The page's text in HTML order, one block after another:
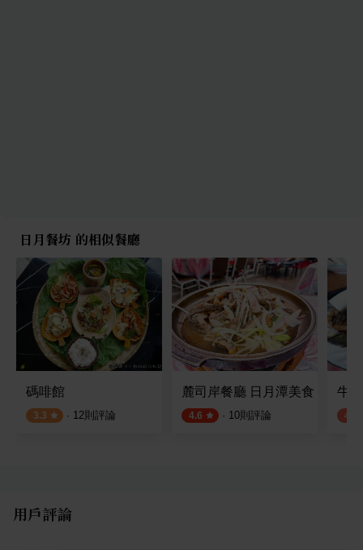
日月餐坊 的相似餐廳
碼啡館
3.3 · 12則評論
麓司岸餐廳 日月潭美食
4.6 · 10則評論
牛
4.0
用戶評論